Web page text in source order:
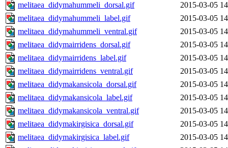
melitaea_didymahummeli_dorsal.gif
2015-03-05
melitaea_didymahummeli_label.gif
2015-03-05
melitaea_didymahummeli_ventral.gif
2015-03-05
melitaea_didymairridens_dorsal.gif
2015-03-05
melitaea_didymairridens_label.gif
2015-03-05
melitaea_didymairridens_ventral.gif
2015-03-05
melitaea_didymakansicola_dorsal.gif
2015-03-05
melitaea_didymakansicola_label.gif
2015-03-05
melitaea_didymakansicola_ventral.gif
2015-03-05
melitaea_didymakirgisica_dorsal.gif
2015-03-05
melitaea_didymakirgisica_label.gif
2015-03-05